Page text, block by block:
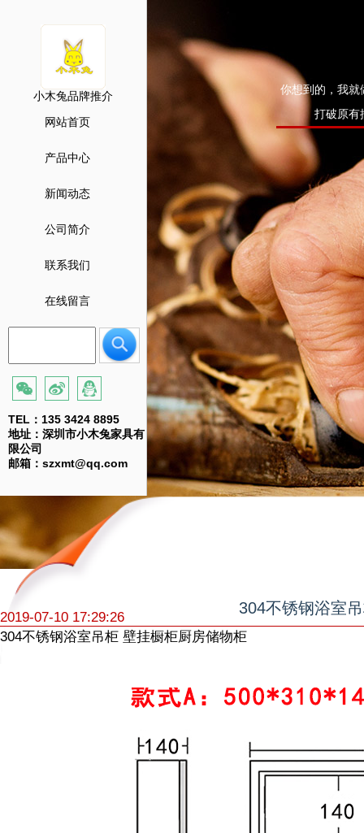
你想到的，我就
打破原有
小木兔品牌推介
网站首页
产品中心
新闻动态
公司简介
联系我们
在线留言
TEL：135 3424 8895
地址：深圳市小木兔家具有
限公司
邮箱：szxmt@qq.com
2019-07-10 17:29:26
304不锈钢浴室
304不锈钢浴室吊柜 壁挂橱柜厨房储物柜